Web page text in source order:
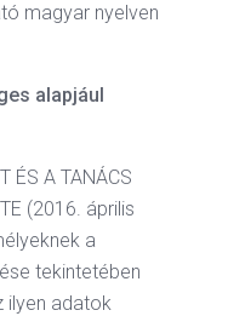
magyar nyelven
alapjául
ÉS A TANÁCS
(2016. április
a
tekintetében
ilyen adatok